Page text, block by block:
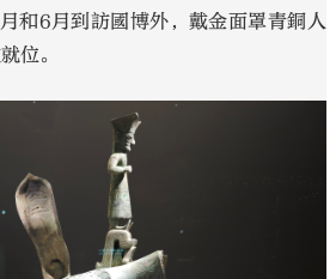
和6月到訪國博外，戴金面罩青銅人
位。